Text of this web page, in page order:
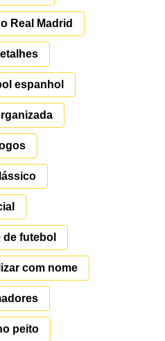
Real Madrid
espanhol
futebol
com nome
peito